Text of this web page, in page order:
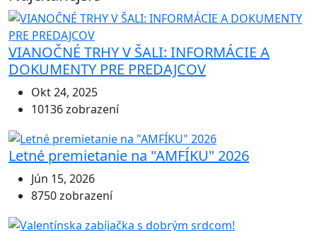
VIANOČNÉ TRHY V ŠALI: INFORMÁCIE A
DOKUMENTY PRE PREDAJCOV
Okt 24, 2025
10136 zobrazení
Letné premietanie na "AMFÍKU" 2026
Jún 15, 2026
8750 zobrazení